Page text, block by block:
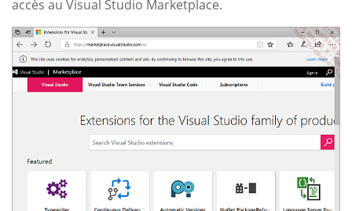
accès au Visual Studio Marketplace.